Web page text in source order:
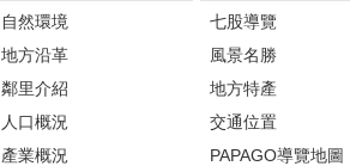
自然環境
地方沿革
鄰里介紹
人口概況
產業概況
七股導覽
風景名勝
地方特產
交通位置
PAPAGO導覽地圖